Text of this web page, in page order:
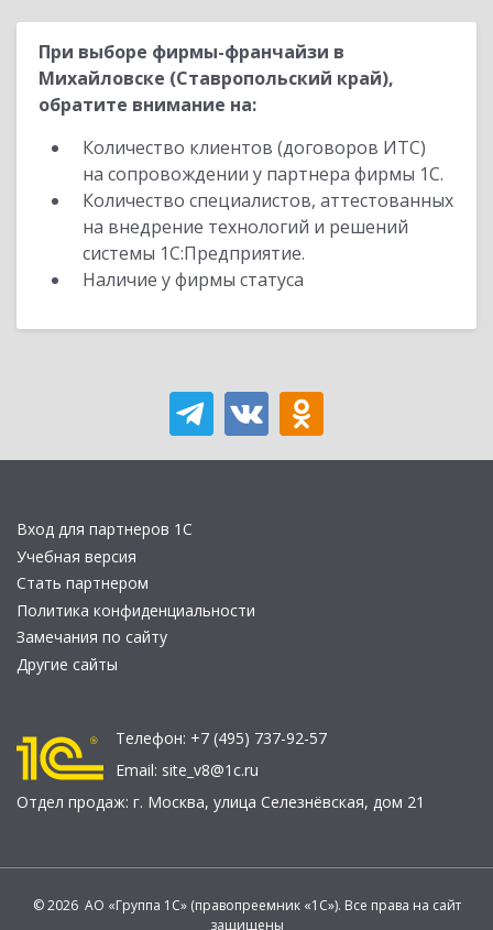
При выборе фирмы-франчайзи в
Михайловске (Ставропольский край),
обратите внимание на:
Количество клиентов (договоров ИТС)
на сопровождении у партнера фирмы 1С.
Количество специалистов, аттестованных
на внедрение технологий и решений
системы 1С:Предприятие.
Наличие у фирмы статуса
Вход для партнеров 1С
Учебная версия
Стать партнером
Политика конфиденциальности
Замечания по сайту
Другие сайты
Телефон: +7 (495) 737-92-57
Email: site_v8@1c.ru
Отдел продаж: г. Москва, улица Селезнёвская, дом 21
© 2026 АО «Группа 1С» (правопреемник «1С»). Все права на сайт
защищены